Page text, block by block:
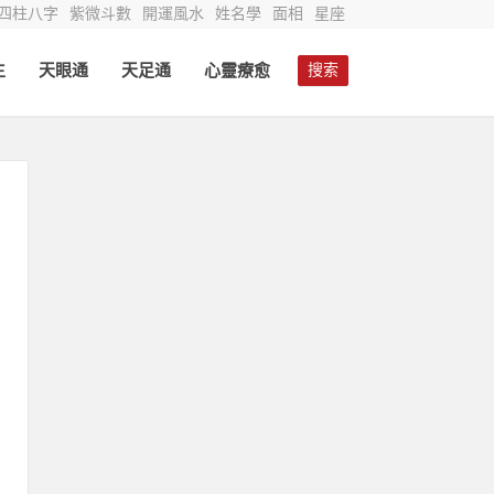
柱八字 紫微斗數 開運風水 姓名學 面相 星座
搜索
天眼通 天足通 心靈療愈